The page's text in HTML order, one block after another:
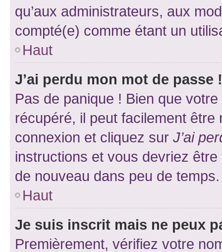
qu’aux administrateurs, aux
compté(e) comme étant un
Haut
J’ai perdu mon mot de passe !
Pas de panique ! Bien que
récupéré, il peut facilement
connexion et cliquez sur J’ai
instructions et vous devriez
de nouveau dans peu de temps.
Haut
Je suis inscrit mais ne peux
Premièrement, vérifiez votre